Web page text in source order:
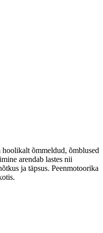
hoolikalt õmmeldud, õmblused
arendab lastes nii
ja täpsus. Peenmotoorika